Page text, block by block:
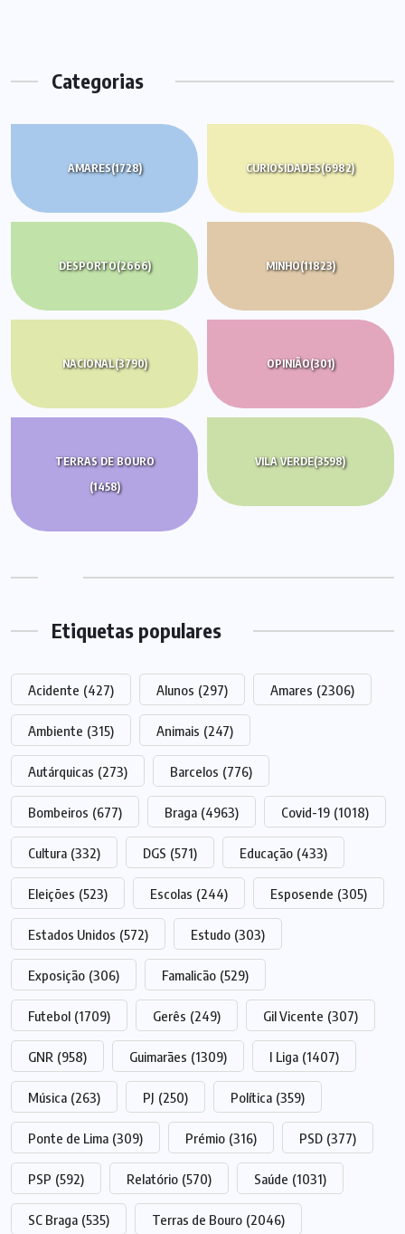
Categorias
AMARES(1728) CURIOSIDADES(6982)
DESPORTO(2666) MINHO(11823)
NACIONAL(3790) OPINIÃO(301)
TERRAS DE BOURO
(1458)
VILA VERDE(3598)
Etiquetas populares
Acidente (427) Alunos (297) Amares (2306)
Ambiente (315) Animais (247)
Autárquicas (273) Barcelos (776)
Bombeiros (677) Braga (4963) Covid-19 (1018)
Cultura (332) DGS (571) Educação (433)
Eleições (523) Escolas (244) Esposende (305)
Estados Unidos (572) Estudo (303)
Exposição (306) Famalicão (529)
Futebol (1709) Gerês (249) Gil Vicente (307)
GNR (958) Guimarães (1309) I Liga (1407)
Música (263) PJ (250) Política (359)
Ponte de Lima (309) Prémio (316) PSD (377)
PSP (592) Relatório (570) Saúde (1031)
SC Braga (535) Terras de Bouro (2046)